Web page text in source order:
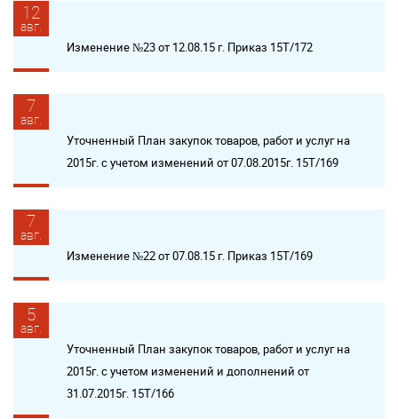
12
авг.
Изменение №23 от 12.08.15 г. Приказ 15Т/172
7
авг.
Уточненный План закупок товаров, работ и услуг на
2015г. с учетом изменений от 07.08.2015г. 15Т/169
7
авг.
Изменение №22 от 07.08.15 г. Приказ 15Т/169
5
авг.
Уточненный План закупок товаров, работ и услуг на
2015г. с учетом изменений и дополнений от
31.07.2015г. 15Т/166